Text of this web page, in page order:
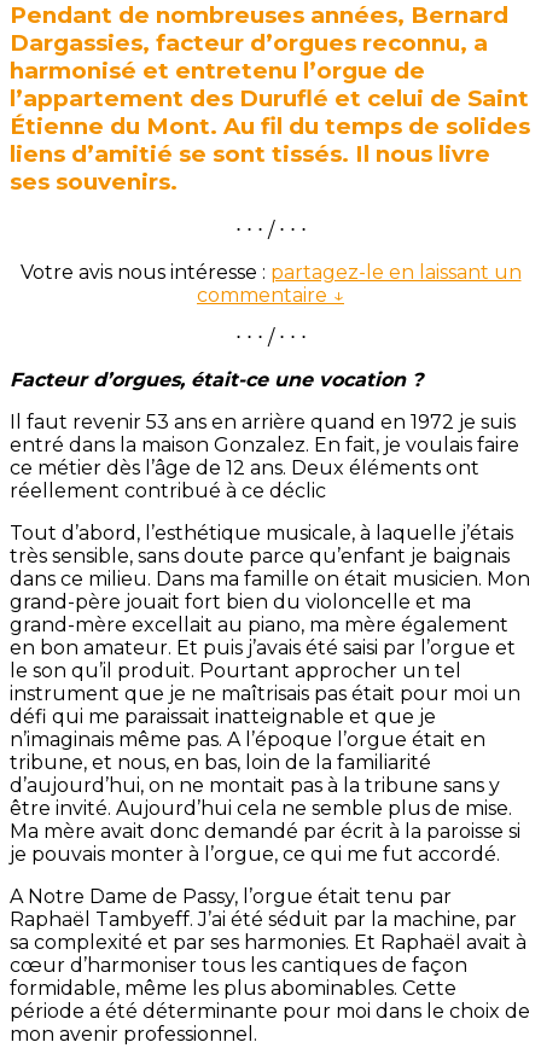
Pendant de nombreuses années, Bernard
Dargassies, facteur d’orgues reconnu, a
harmonisé et entretenu l’orgue de
l’appartement des Duruflé et celui de Saint
Étienne du Mont. Au fil du temps de solides
liens d’amitié se sont tissés. Il nous livre
ses souvenirs.
⋅ ⋅ ⋅ / ⋅ ⋅ ⋅
Votre avis nous intéresse : partagez-le en laissant un
commentaire ↓
⋅ ⋅ ⋅ / ⋅ ⋅ ⋅
Facteur d’orgues, était-ce une vocation ?
Il faut revenir 53 ans en arrière quand en 1972 je suis
entré dans la maison Gonzalez. En fait, je voulais faire
ce métier dès l’âge de 12 ans. Deux éléments ont
réellement contribué à ce déclic
Tout d’abord, l’esthétique musicale, à laquelle j’étais
très sensible, sans doute parce qu’enfant je baignais
dans ce milieu. Dans ma famille on était musicien. Mon
grand-père jouait fort bien du violoncelle et ma
grand-mère excellait au piano, ma mère également
en bon amateur. Et puis j’avais été saisi par l’orgue et
le son qu’il produit. Pourtant approcher un tel
instrument que je ne maîtrisais pas était pour moi un
défi qui me paraissait inatteignable et que je
n’imaginais même pas. A l’époque l’orgue était en
tribune, et nous, en bas, loin de la familiarité
d’aujourd’hui, on ne montait pas à la tribune sans y
être invité. Aujourd’hui cela ne semble plus de mise.
Ma mère avait donc demandé par écrit à la paroisse si
je pouvais monter à l’orgue, ce qui me fut accordé.
A Notre Dame de Passy, l’orgue était tenu par
Raphaël Tambyeff. J’ai été séduit par la machine, par
sa complexité et par ses harmonies. Et Raphaël avait à
cœur d’harmoniser tous les cantiques de façon
formidable, même les plus abominables. Cette
période a été déterminante pour moi dans le choix de
mon avenir professionnel.